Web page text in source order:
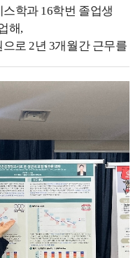
장거리 노선이
부분은 어렵다고
장에 다니기 위해서 어떤
진 5기로 미국에 있는
기서 프론 데스크
험을 다양하게 쌓을 수
학 성적으로 토익
AL, 커피 바리스타 2급,
2단 등 다양한
였습니다. 백녹담 :
녀오셨던 경험이 나중에
작용했을 것 같습니다.
학과 16학번 졸업생
해,
로 2년 3개월간 근무를
직무에 최종합격하여
때 항상 도전 하는
사에 도전해 전국 6월
희망하는
항공서비스학과
및 진행 해보고,태권도
등학생들과 함께
미인대회에 나가서
경력을 쌓기위해 백화점
도 했습니다.이렇게
고 열심히 참여하면서